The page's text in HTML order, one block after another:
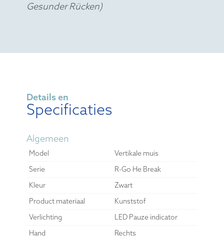
Gesunder Rücken)
Details en
Specificaties
Algemeen
Model
Vertikale muis
Serie
R-Go He Break
Kleur
Zwart
Product materiaal
Kunststof
Verlichting
LED Pauze indicator
Hand
Rechts